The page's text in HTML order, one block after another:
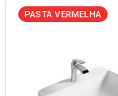
PASTA VERMELHA